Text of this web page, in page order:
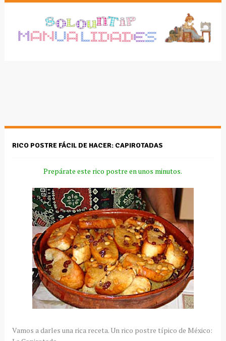
RICO POSTRE FÁCIL DE HACER: CAPIROTADAS
Prepárate este rico postre en unos minutos.
Vamos a darles una rica receta. Un rico postre típico de México: